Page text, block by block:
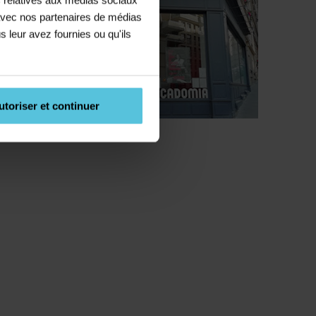
nos partenaires de médias
leur avez fournies ou qu'ils
et continuer